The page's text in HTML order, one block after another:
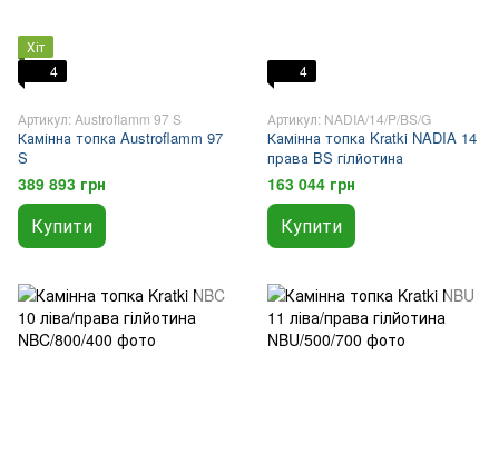
Хіт
4
Артикул: Austroflamm 97 S
Камінна топка Austroflamm 97
S
389 893 грн
Купити
4
Артикул: NADIA/14/P/BS/G
Камінна топка Kratki NADIA 14
права BS гілйотина
163 044 грн
Купити